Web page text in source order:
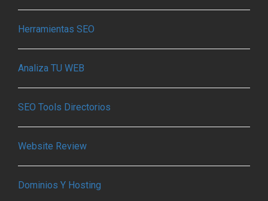
Herramientas SEO
Analiza TU WEB
SEO Tools Directorios
Website Review
Dominios Y Hosting